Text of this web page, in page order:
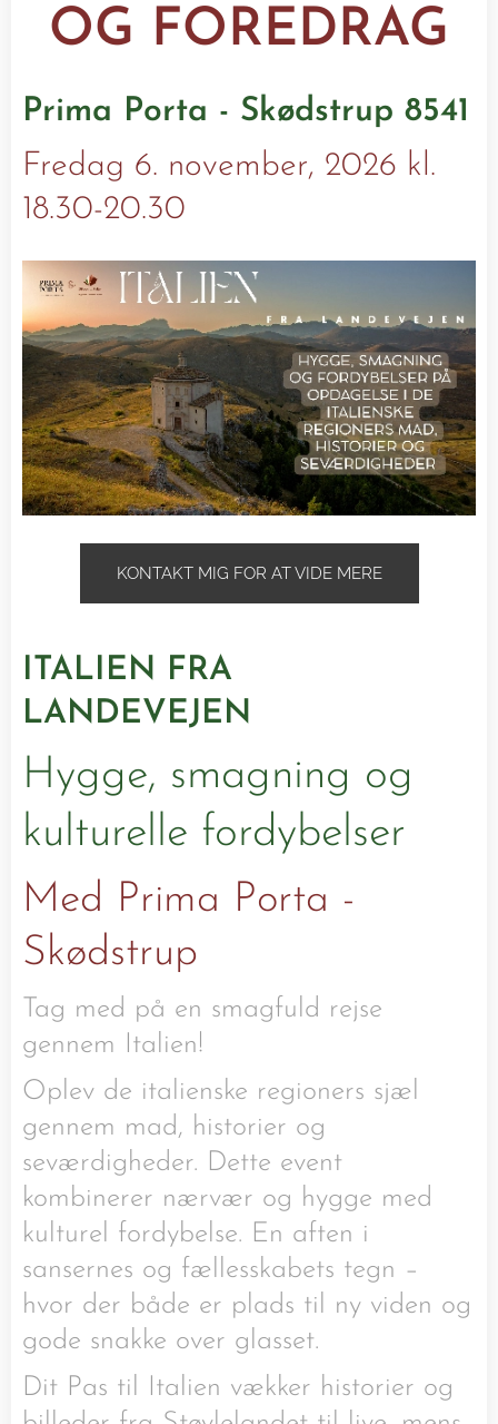
OG FOREDRAG
Prima Porta - Skødstrup 8541
Fredag 6. november, 2026 kl.
18.30-20.30
KONTAKT MIG FOR AT VIDE MERE
ITALIEN FRA
LANDEVEJEN
Hygge, smagning og
kulturelle fordybelser
Med Prima Porta -
Skødstrup
Tag med på en smagfuld rejse
gennem Italien!
Oplev de italienske regioners sjæl
gennem mad, historier og
seværdigheder. Dette event
kombinerer nærvær og hygge med
kulturel fordybelse. En aften i
sansernes og fællesskabets tegn –
hvor der både er plads til ny viden og
gode snakke over glasset.
Dit Pas til Italien vækker historier og